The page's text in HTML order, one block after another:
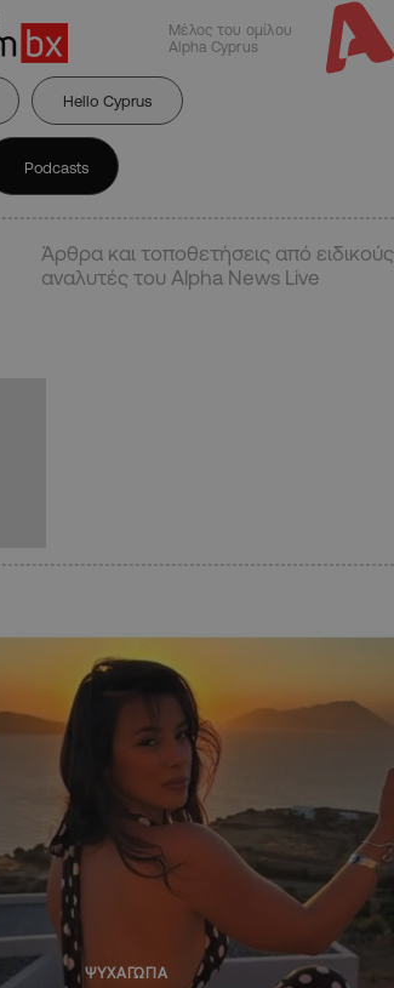
Μέλος του ομίλου
Alpha Cyprus
Hello Cyprus
Podcasts
Άρθρα και τοποθετήσεις από ειδικούς
αναλυτές του Alpha News Live
ΨΥΧΑΓΩΓΙΑ